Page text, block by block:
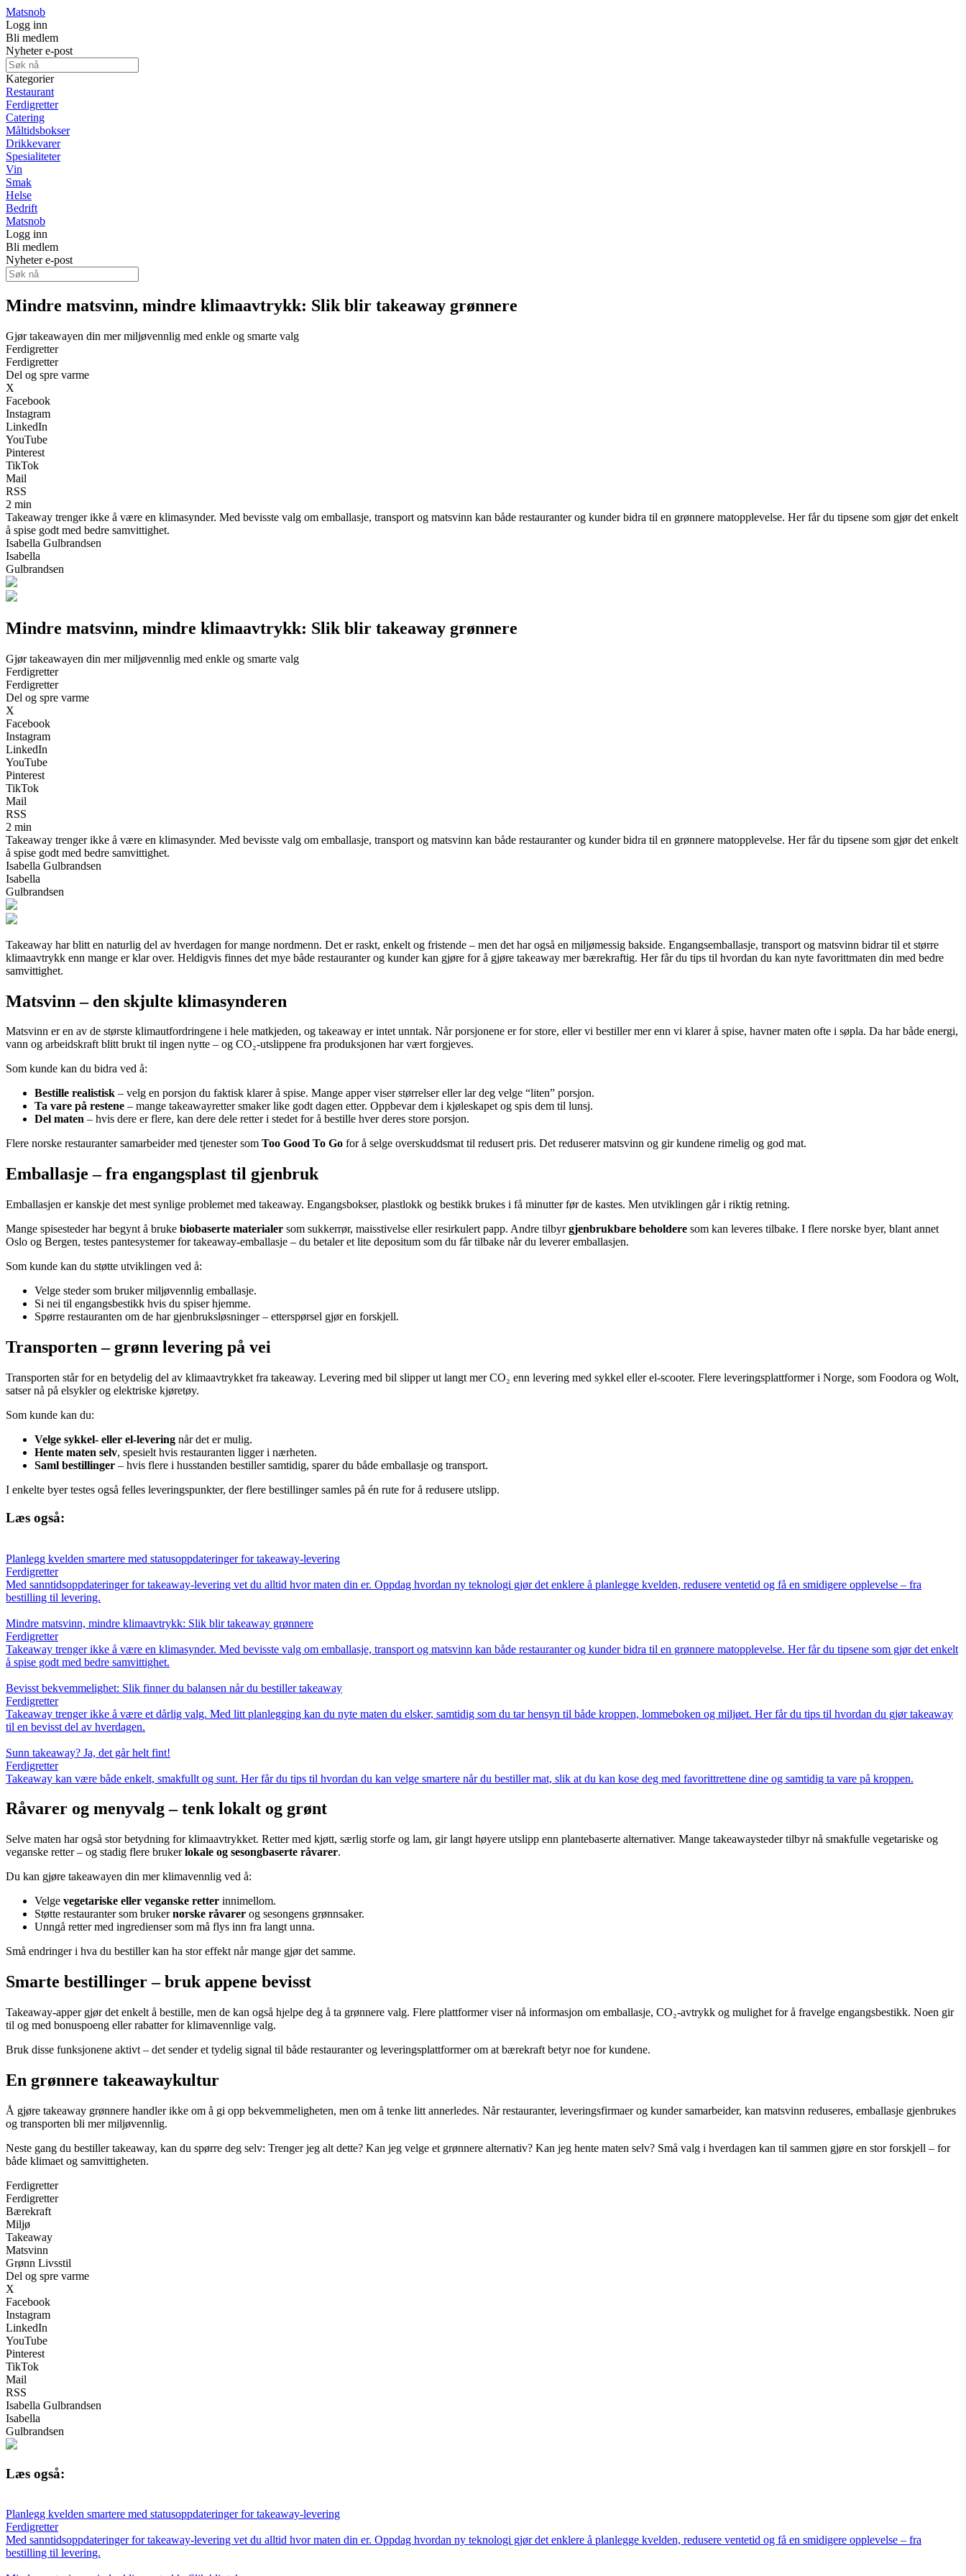
Matsnob
Logg inn
Bli medlem
Nyheter e-post
Kategorier
Restaurant
Ferdigretter
Catering
Måltidsbokser
Drikkevarer
Spesialiteter
Vin
Smak
Helse
Bedrift
Matsnob
Logg inn
Bli medlem
Nyheter e-post
Mindre matsvinn, mindre klimaavtrykk: Slik blir takeaway grønnere
Gjør takeawayen din mer miljøvennlig med enkle og smarte valg
Ferdigretter
Ferdigretter
Del og spre varme
X
Facebook
Instagram
LinkedIn
YouTube
Pinterest
TikTok
Mail
RSS
2 min
Takeaway trenger ikke å være en klimasynder. Med bevisste valg om emballasje, transport og matsvinn kan både restauranter og kunder bidra til en grønnere matopplevelse. Her får du tipsene som gjør det enkelt
å spise godt med bedre samvittighet.
Isabella Gulbrandsen
Isabella
Gulbrandsen
Mindre matsvinn, mindre klimaavtrykk: Slik blir takeaway grønnere
Gjør takeawayen din mer miljøvennlig med enkle og smarte valg
Ferdigretter
Ferdigretter
Del og spre varme
X
Facebook
Instagram
LinkedIn
YouTube
Pinterest
TikTok
Mail
RSS
2 min
Takeaway trenger ikke å være en klimasynder. Med bevisste valg om emballasje, transport og matsvinn kan både restauranter og kunder bidra til en grønnere matopplevelse. Her får du tipsene som gjør det enkelt
å spise godt med bedre samvittighet.
Isabella Gulbrandsen
Isabella
Gulbrandsen
Takeaway har blitt en naturlig del av hverdagen for mange nordmenn. Det er raskt, enkelt og fristende – men det har også en miljømessig bakside. Engangsemballasje, transport og matsvinn bidrar til et større
klimaavtrykk enn mange er klar over. Heldigvis finnes det mye både restauranter og kunder kan gjøre for å gjøre takeaway mer bærekraftig. Her får du tips til hvordan du kan nyte favorittmaten din med bedre
samvittighet.
Matsvinn – den skjulte klimasynderen
Matsvinn er en av de største klimautfordringene i hele matkjeden, og takeaway er intet unntak. Når porsjonene er for store, eller vi bestiller mer enn vi klarer å spise, havner maten ofte i søpla. Da har både energi,
vann og arbeidskraft blitt brukt til ingen nytte – og CO₂-utslippene fra produksjonen har vært forgjeves.
Som kunde kan du bidra ved å:
Bestille realistisk – velg en porsjon du faktisk klarer å spise. Mange apper viser størrelser eller lar deg velge “liten” porsjon.
Ta vare på restene – mange takeawayretter smaker like godt dagen etter. Oppbevar dem i kjøleskapet og spis dem til lunsj.
Del maten – hvis dere er flere, kan dere dele retter i stedet for å bestille hver deres store porsjon.
Flere norske restauranter samarbeider med tjenester som Too Good To Go for å selge overskuddsmat til redusert pris. Det reduserer matsvinn og gir kundene rimelig og god mat.
Emballasje – fra engangsplast til gjenbruk
Emballasjen er kanskje det mest synlige problemet med takeaway. Engangsbokser, plastlokk og bestikk brukes i få minutter før de kastes. Men utviklingen går i riktig retning.
Mange spisesteder har begynt å bruke biobaserte materialer som sukkerrør, maisstivelse eller resirkulert papp. Andre tilbyrgjenbrukbare beholdere som kan leveres tilbake. I flere norske byer, blant annet
Oslo og Bergen, testes pantesystemer for takeaway-emballasje – du betaler et lite depositum som du får tilbake når du leverer emballasjen.
Som kunde kan du støtte utviklingen ved å:
Velge steder som bruker miljøvennlig emballasje.
Si nei til engangsbestikk hvis du spiser hjemme.
Spørre restauranten om de har gjenbruksløsninger – etterspørsel gjør en forskjell.
Transporten – grønn levering på vei
Transporten står for en betydelig del av klimaavtrykket fra takeaway. Levering med bil slipper ut langt mer CO₂ enn levering med sykkel eller el-scooter. Flere leveringsplattformer i Norge, som Foodora og Wolt,
satser nå på elsykler og elektriske kjøretøy.
Som kunde kan du:
Velge sykkel- eller el-levering når det er mulig.
Hente maten selv, spesielt hvis restauranten ligger i nærheten.
Saml bestillinger – hvis flere i husstanden bestiller samtidig, sparer du både emballasje og transport.
I enkelte byer testes også felles leveringspunkter, der flere bestillinger samles på én rute for å redusere utslipp.
Læs også:
Planlegg kvelden smartere med statusoppdateringer for takeaway-levering
Ferdigretter
Med sanntidsoppdateringer for takeaway-levering vet du alltid hvor maten din er. Oppdag hvordan ny teknologi gjør det enklere å planlegge kvelden, redusere ventetid og få en smidigere opplevelse – fra
bestilling til levering.
Mindre matsvinn, mindre klimaavtrykk: Slik blir takeaway grønnere
Ferdigretter
Takeaway trenger ikke å være en klimasynder. Med bevisste valg om emballasje, transport og matsvinn kan både restauranter og kunder bidra til en grønnere matopplevelse. Her får du tipsene som gjør det enkelt
å spise godt med bedre samvittighet.
Bevisst bekvemmelighet: Slik finner du balansen når du bestiller takeaway
Ferdigretter
Takeaway trenger ikke å være et dårlig valg. Med litt planlegging kan du nyte maten du elsker, samtidig som du tar hensyn til både kroppen, lommeboken og miljøet. Her får du tips til hvordan du gjør takeaway
til en bevisst del av hverdagen.
Sunn takeaway? Ja, det går helt fint!
Ferdigretter
Takeaway kan være både enkelt, smakfullt og sunt. Her får du tips til hvordan du kan velge smartere når du bestiller mat, slik at du kan kose deg med favorittrettene dine og samtidig ta vare på kroppen.
Råvarer og menyvalg – tenk lokalt og grønt
Selve maten har også stor betydning for klimaavtrykket. Retter med kjøtt, særlig storfe og lam, gir langt høyere utslipp enn plantebaserte alternativer. Mange takeawaysteder tilbyr nå smakfulle vegetariske og
veganske retter – og stadig flere brukerlokale og sesongbaserte råvarer.
Du kan gjøre takeawayen din mer klimavennlig ved å:
Velge vegetariske eller veganske retter innimellom.
Støtte restauranter som brukernorske råvarer og sesongens grønnsaker.
Unngå retter med ingredienser som må flys inn fra langt unna.
Små endringer i hva du bestiller kan ha stor effekt når mange gjør det samme.
Smarte bestillinger – bruk appene bevisst
Takeaway-apper gjør det enkelt å bestille, men de kan også hjelpe deg å ta grønnere valg. Flere plattformer viser nå informasjon om emballasje, CO₂-avtrykk og mulighet for å fravelge engangsbestikk. Noen gir
til og med bonuspoeng eller rabatter for klimavennlige valg.
Bruk disse funksjonene aktivt – det sender et tydelig signal til både restauranter og leveringsplattformer om at bærekraft betyr noe for kundene.
En grønnere takeawaykultur
Å gjøre takeaway grønnere handler ikke om å gi opp bekvemmeligheten, men om å tenke litt annerledes. Når restauranter, leveringsfirmaer og kunder samarbeider, kan matsvinn reduseres, emballasje gjenbrukes
og transporten bli mer miljøvennlig.
Neste gang du bestiller takeaway, kan du spørre deg selv: Trenger jeg alt dette? Kan jeg velge et grønnere alternativ? Kan jeg hente maten selv? Små valg i hverdagen kan til sammen gjøre en stor forskjell – for
både klimaet og samvittigheten.
Ferdigretter
Ferdigretter
Bærekraft
Miljø
Takeaway
Matsvinn
Grønn Livsstil
Del og spre varme
X
Facebook
Instagram
LinkedIn
YouTube
Pinterest
TikTok
Mail
RSS
Isabella Gulbrandsen
Isabella
Gulbrandsen
Læs også:
Planlegg kvelden smartere med statusoppdateringer for takeaway-levering
Ferdigretter
Med sanntidsoppdateringer for takeaway-levering vet du alltid hvor maten din er. Oppdag hvordan ny teknologi gjør det enklere å planlegge kvelden, redusere ventetid og få en smidigere opplevelse – fra
bestilling til levering.